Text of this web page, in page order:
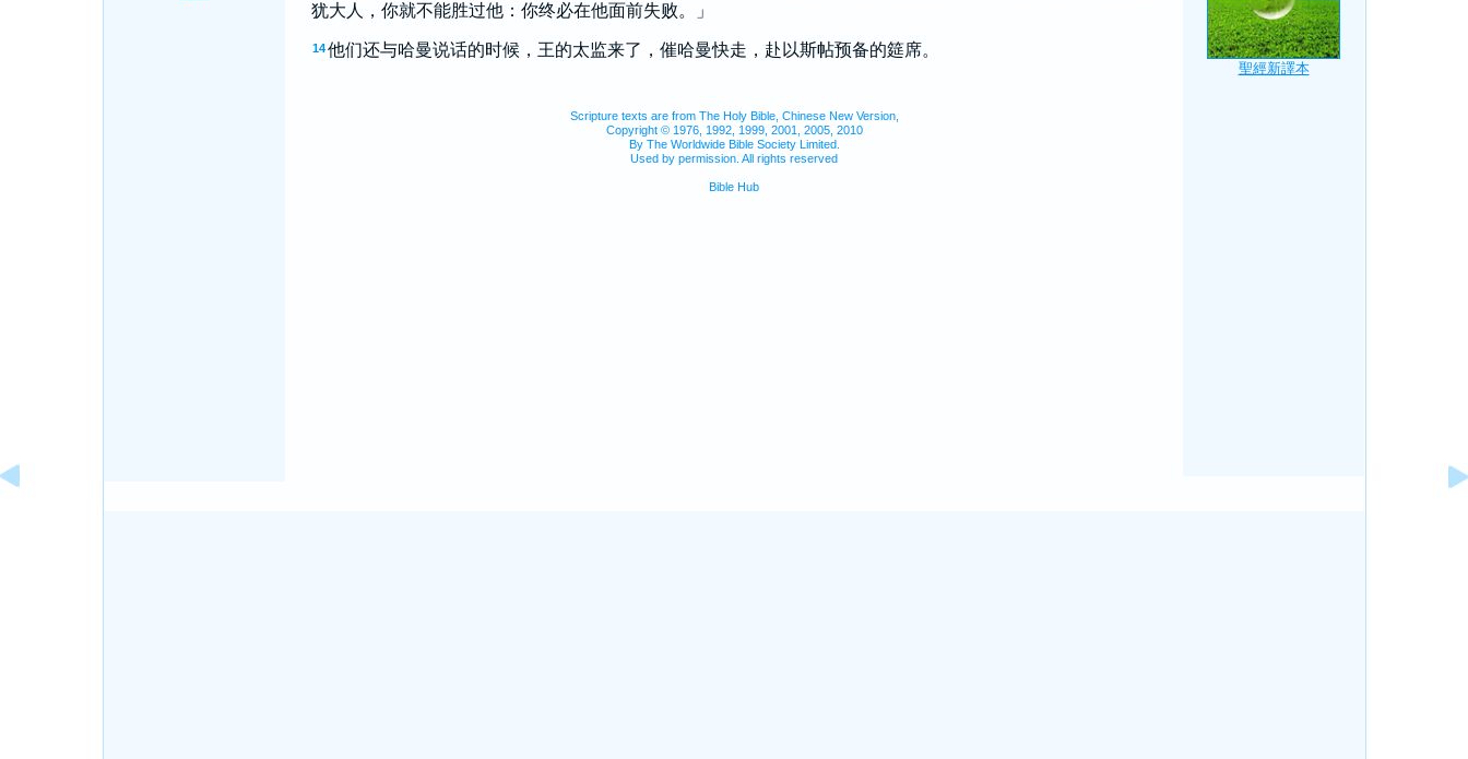
犹大人，你就不能胜过他：你终必在他面前失败。」
14 他们还与哈曼说话的时候，王的太监来了，催哈曼快走，赴以斯帖预备的筵席。
Scripture texts are from The Holy Bible, Chinese New Version,
Copyright © 1976, 1992, 1999, 2001, 2005, 2010
By The Worldwide Bible Society Limited.
Used by permission. All rights reserved
Bible Hub